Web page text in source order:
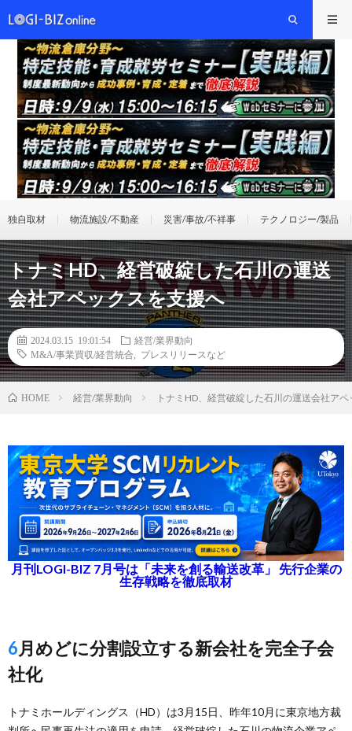
独自取材 物流施設/不動産 災害/事故/不祥事 テクノロジー/製品
トナミHD、経営破綻した石川の運送
会社アペックスを支援へ
2024.03.15 19:01:54
経営/業界動向
M&A/事業買収/経営統合
プレスリリースなど
HOME 経営/業界動向 トナミHD、経営破綻した石川の運送会社ア
月刊LOGI-BIZ 7月号は「未来を創る輸送改革」 先行企業の
生存戦略を徹底取材
6月めどに分割設立する新会社を完全子会
社化
トナミホールディングス（HD）は3月15日、昨年10月に東京地方裁